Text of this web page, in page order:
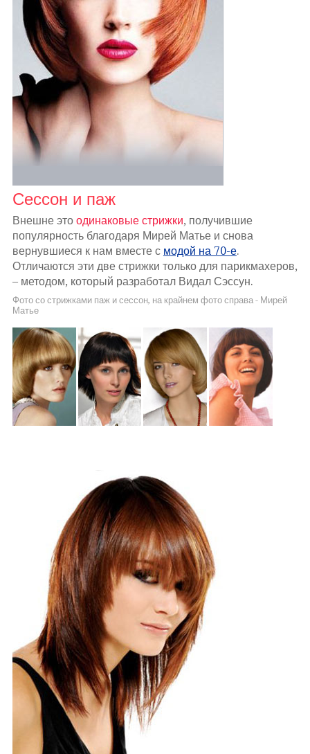
Сессон и паж
Внешне это одинаковые стрижки, получившие
популярность благодаря Мирей Матье и снова
вернувшиеся к нам вместе с модой на 70-е.
Отличаются эти две стрижки только для парикмахеров,
– методом, который разработал Видал Сэссун.
Фото со стрижками паж и сессон, на крайнем фото справа - Мирей
Матье